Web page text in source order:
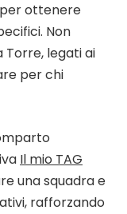
ottenere
Non
Torre, legati ai
per chi
Il mio TAG
una squadra e
rafforzando